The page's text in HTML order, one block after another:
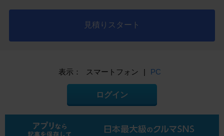
見積りスタート
表示： スマートフォン | PC
ログイン